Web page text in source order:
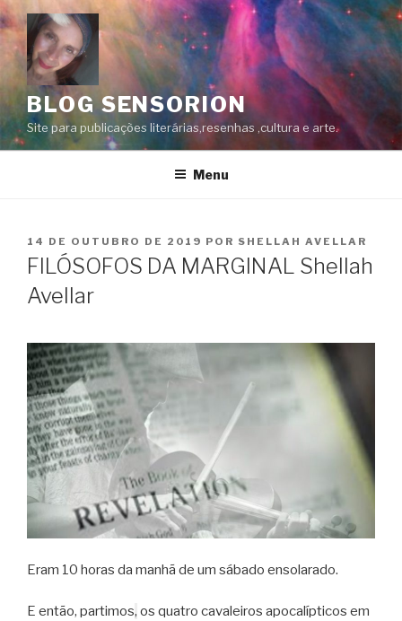
Pular
para
conteúdo
BLOG SENSORION
Site para publicações literárias,resenhas ,cultura e arte.
Menu
PUBLICADO
EM
14 DE OUTUBRO DE 2019 POR SHELLAH AVELLAR
FILÓSOFOS DA MARGINAL Shellah
Avellar
Eram 10 horas da manhã de um sábado ensolarado.
E então, partimos, os quatro cavaleiros apocalípticos em